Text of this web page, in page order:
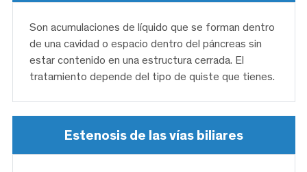
Son acumulaciones de líquido que se forman dentro
de una cavidad o espacio dentro del páncreas sin
estar contenido en una estructura cerrada. El
tratamiento depende del tipo de quiste que tienes.
Estenosis de las vías biliares